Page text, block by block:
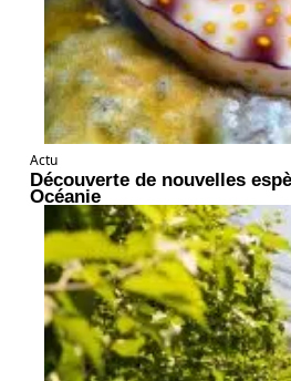
Actu
Découverte de nouvelles
Océanie